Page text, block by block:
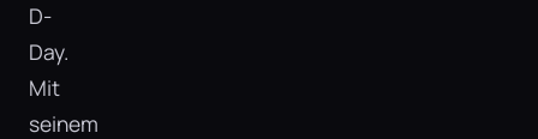
D-
Day.
Mit
seinem